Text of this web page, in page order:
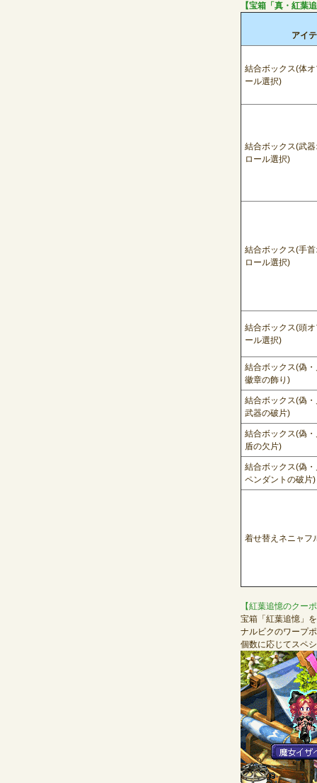
【宝箱「真・紅葉
アイ
結合ボックス(体
ール選択)
結合ボックス(武
ロール選択)
結合ボックス(手
ロール選択)
結合ボックス(頭
ール選択)
結合ボックス(偽
徽章の飾り )
結合ボックス(偽
武器の破片)
結合ボックス(偽
盾の欠片)
結合ボックス(偽
ペンダントの破片)
着せ替えネニャフ
【紅葉追憶のクー
宝箱「紅葉追憶」
ナルビクのワープ
個数に応じてスペ